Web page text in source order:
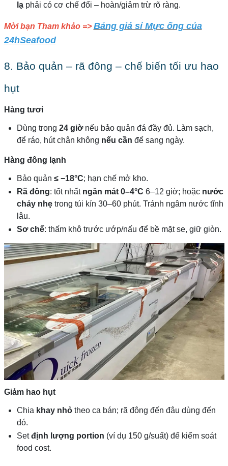
lạphải có cơ chế đổi – hoàn/giảm trừ rõ ràng.
Mời bạn Tham khảo => Bảng giá sỉ Mực ống của
24hSeafood
8. Bảo quản – rã đông – chế biến tối ưu hao
hụt
Hàng tươi
Dùng trong 24 giờnếu bảo quản đá đầy đủ. Làm sạch,
để ráo, hút chân không nếu cần để sang ngày.
Hàng đông lạnh
Bảo quản ≤ −18°C; hạn chế mở kho.
Rã đông: tốt nhất ngăn mát 0–4°C 6–12 giờ; hoặc nước
chảy nhẹtrong túi kín 30–60 phút. Tránh ngâm nước tĩnh
lâu.
Sơ chế: thấm khô trước ướp/nấu để bề mặt se, giữ giòn.
Giảm hao hụt
Chia khay nhỏtheo ca bán; rã đông đến đâu dùng đến
đó.
Setđịnh lượng portion (ví dụ 150 g/suất) để kiểm soát
food cost.